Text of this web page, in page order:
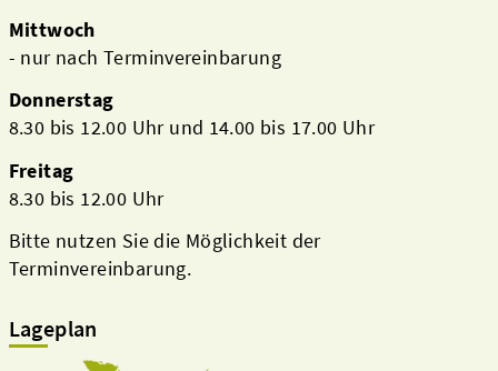
Mittwoch
- nur nach Terminvereinbarung
Donnerstag
8.30 bis 12.00 Uhr und 14.00 bis 17.00 Uhr
Freitag
8.30 bis 12.00 Uhr
Bitte nutzen Sie die Möglichkeit der
Terminvereinbarung.
Lageplan